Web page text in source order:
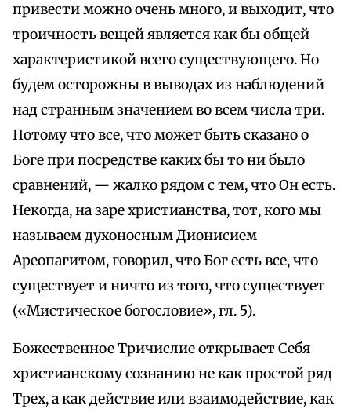
привести можно очень много, и выходит, что
троичность вещей является как бы общей
характеристикой всего существующего. Но
будем осторожны в выводах из наблюдений
над странным значением во всем числа три.
Потому что все, что может быть сказано о
Боге при посредстве каких бы то ни было
сравнений, — жалко рядом с тем, что Он есть.
Некогда, на заре христианства, тот, кого мы
называем духоносным Дионисием
Ареопагитом, говорил, что Бог есть все, что
существует и ничто из того, что существует
(«Мистическое богословие», гл. 5).
Божественное Тричислие открывает Себя
христианскому сознанию не как простой ряд
Трех, а как действие или взаимодействие, как